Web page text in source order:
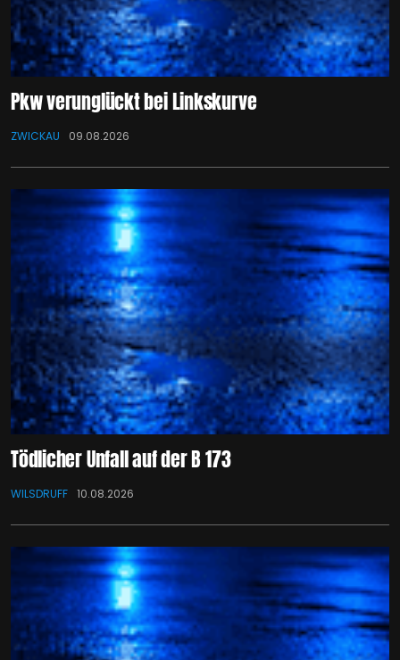
Pkw verunglückt bei Linkskurve
ZWICKAU 09.08.2026
Tödlicher Unfall auf der B 173
WILSDRUFF 10.08.2026